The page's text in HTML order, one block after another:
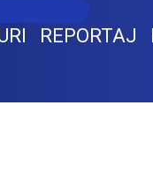
REPORTAJ